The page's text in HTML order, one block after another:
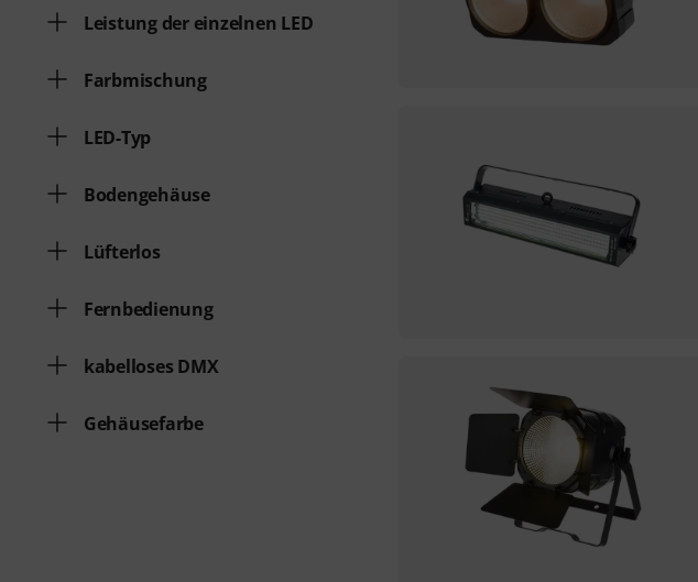
Leistung der einzelnen LED
Farbmischung
LED-Typ
Bodengehäuse
Lüfterlos
Fernbedienung
kabelloses DMX
Gehäusefarbe